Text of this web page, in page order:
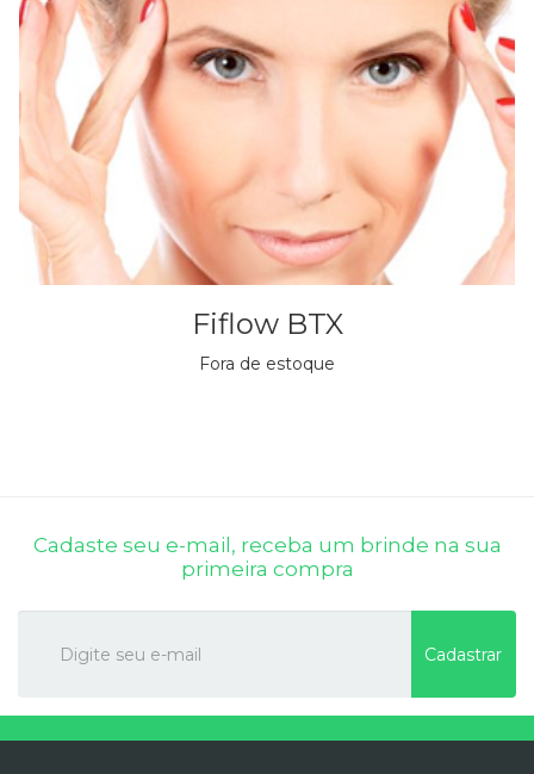
Fiflow BTX
Fora de estoque
Cadaste seu e-mail, receba um brinde na sua
primeira compra
Cadastrar